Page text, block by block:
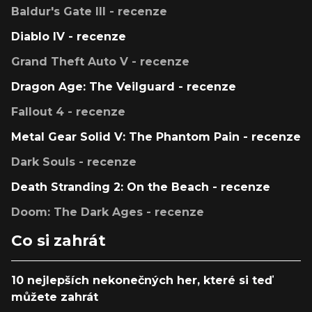
Baldur's Gate III - recenze
Diablo IV - recenze
Grand Theft Auto V - recenze
Dragon Age: The Veilguard - recenze
Fallout 4 - recenze
Metal Gear Solid V: The Phantom Pain - recenze
Dark Souls - recenze
Death Stranding 2: On the Beach - recenze
Doom: The Dark Ages - recenze
Co si zahrát
10 nejlepších nekonečných her, které si teď
můžete zahrát